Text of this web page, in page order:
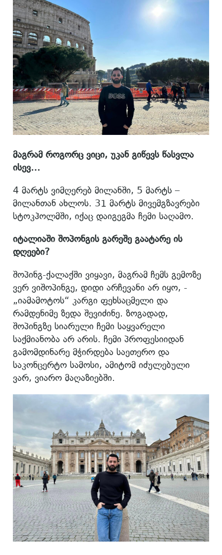
მაგრამ როგორც ვიცი, უკან გიწევს წასვლა
ისევ…
4 მარტს ვიმღერებ მილანში, 5 მარტს –
მილანთან ახლოს. 31 მარტს მივემგზავრები
სტოკჰოლმში, იქაც დაიგეგმა ჩემი საღამო.
იტალიაში შოპონგის გარეშე გაატარე ის
დღეები?
შოპინგ-ქალაქში ვიყავი, მაგრამ ჩემს გემოზე
ვერ ვიშოპინგე, დიდი არჩევანი არ იყო, -
„იამამოტოს“ კარგი ფეხსაცმელი და
რამდენიმე ზედა შევიძინე. ზოგადად,
შოპინგზე სიარული ჩემი საყვარელი
საქმიანობა არ არის. ჩემი პროფესიიდან
გამომდინარე მჭირდება საეთერო და
საკონცერტო სამოსი, ამიტომ იძულებული
ვარ, ვიარო მაღაზიებში.